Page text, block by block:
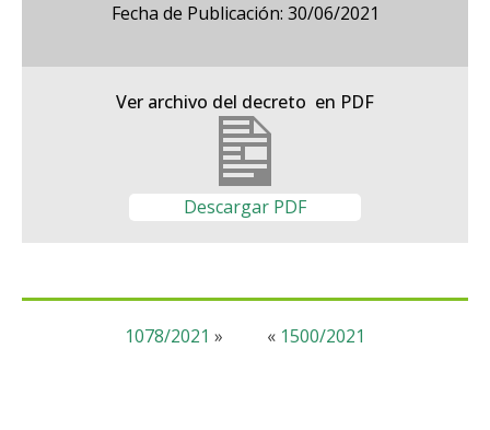
Fecha de Publicación: 30/06/2021
Ver archivo del decreto en PDF
Descargar PDF
« 1500/2021
1078/2021 »